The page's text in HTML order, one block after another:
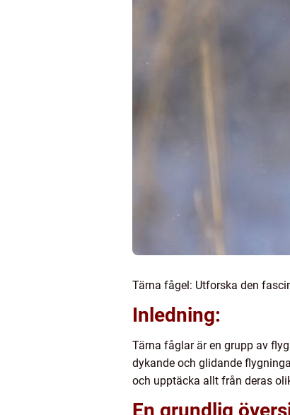
Tärna fågel: Utforska den
Inledning:
Tärna fåglar är en grupp av
dykande och glidande
och upptäcka allt från deras